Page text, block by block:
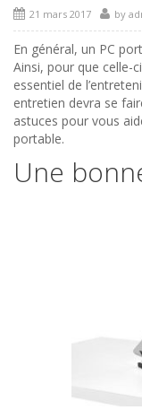
21 mars 2017 by
En général, un PC
Ainsi, pour que celle-
essentiel de
entretien devra se
astuces pour vous
portable.
Une